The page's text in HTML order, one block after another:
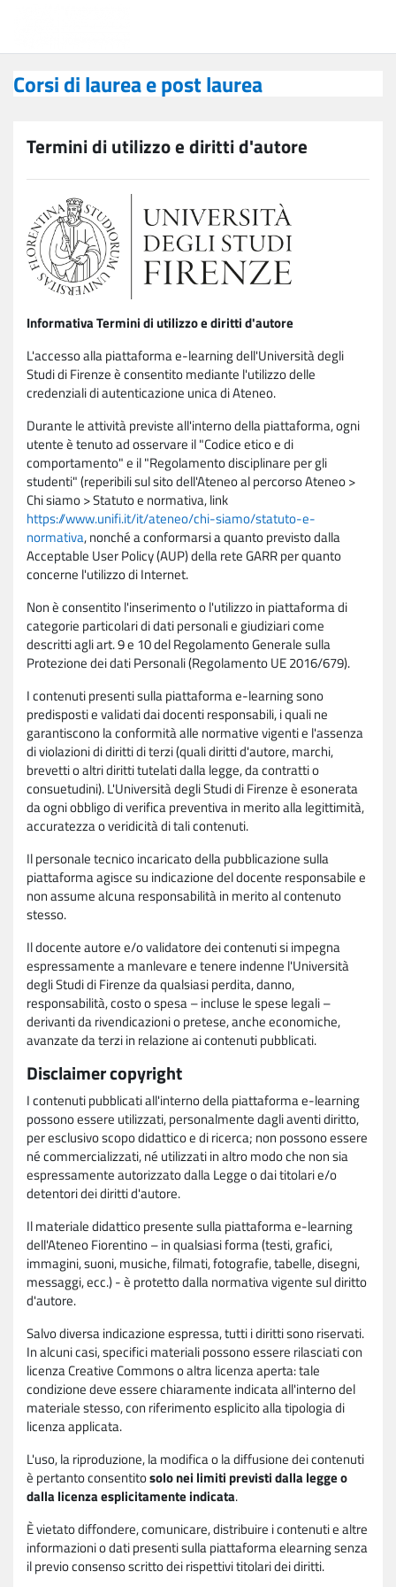
Corsi di laurea e post laurea
Termini di utilizzo e diritti d'autore
Informativa Termini di utilizzo e diritti d'autore
L'accesso alla piattaforma e-learning dell'Università degli
Studi di Firenze è consentito mediante l'utilizzo delle
credenziali di autenticazione unica di Ateneo.
Durante le attività previste all'interno della piattaforma, ogni
utente è tenuto ad osservare il "Codice etico e di
comportamento" e il "Regolamento disciplinare per gli
studenti" (reperibili sul sito dell'Ateneo al percorso Ateneo >
Chi siamo > Statuto e normativa, link
https://www.unifi.it/it/ateneo/chi-siamo/statuto-e-
normativa, nonché a conformarsi a quanto previsto dalla
Acceptable User Policy (AUP) della rete GARR per quanto
concerne l'utilizzo di Internet.
Non è consentito l'inserimento o l'utilizzo in piattaforma di
categorie particolari di dati personali e giudiziari come
descritti agli art. 9 e 10 del Regolamento Generale sulla
Protezione dei dati Personali (Regolamento UE 2016/679).
I contenuti presenti sulla piattaforma e-learning sono
predisposti e validati dai docenti responsabili, i quali ne
garantiscono la conformità alle normative vigenti e l'assenza
di violazioni di diritti di terzi (quali diritti d'autore, marchi,
brevetti o altri diritti tutelati dalla legge, da contratti o
consuetudini). L'Università degli Studi di Firenze è esonerata
da ogni obbligo di verifica preventiva in merito alla legittimità,
accuratezza o veridicità di tali contenuti.
Il personale tecnico incaricato della pubblicazione sulla
piattaforma agisce su indicazione del docente responsabile e
non assume alcuna responsabilità in merito al contenuto
stesso.
Il docente autore e/o validatore dei contenuti si impegna
espressamente a manlevare e tenere indenne l'Università
degli Studi di Firenze da qualsiasi perdita, danno,
responsabilità, costo o spesa – incluse le spese legali –
derivanti da rivendicazioni o pretese, anche economiche,
avanzate da terzi in relazione ai contenuti pubblicati.
Disclaimer copyright
I contenuti pubblicati all'interno della piattaforma e-learning
possono essere utilizzati, personalmente dagli aventi diritto,
per esclusivo scopo didattico e di ricerca; non possono essere
né commercializzati, né utilizzati in altro modo che non sia
espressamente autorizzato dalla Legge o dai titolari e/o
detentori dei diritti d'autore.
Il materiale didattico presente sulla piattaforma e-learning
dell'Ateneo Fiorentino – in qualsiasi forma (testi, grafici,
immagini, suoni, musiche, filmati, fotografie, tabelle, disegni,
messaggi, ecc.) - è protetto dalla normativa vigente sul diritto
d'autore.
Salvo diversa indicazione espressa, tutti i diritti sono riservati.
In alcuni casi, specifici materiali possono essere rilasciati con
licenza Creative Commons o altra licenza aperta: tale
condizione deve essere chiaramente indicata all'interno del
materiale stesso, con riferimento esplicito alla tipologia di
licenza applicata.
L'uso, la riproduzione, la modifica o la diffusione dei contenuti
è pertanto consentitosolo nei limiti previsti dalla legge o
dalla licenza esplicitamente indicata.
È vietato diffondere, comunicare, distribuire i contenuti e altre
informazioni o dati presenti sulla piattaforma elearning senza
il previo consenso scritto dei rispettivi titolari dei diritti.